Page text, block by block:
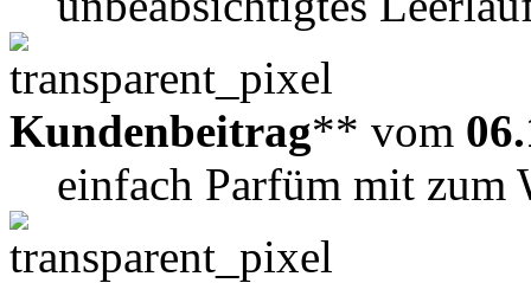
Kundenbeitrag** vom
einfach Parfüm mit zum